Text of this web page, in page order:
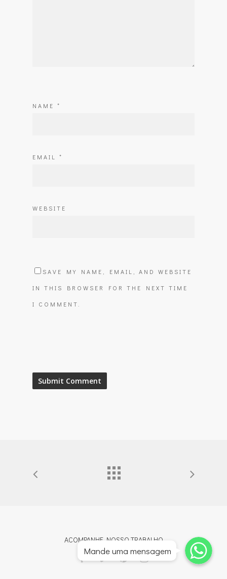
NAME *
EMAIL *
WEBSITE
SAVE MY NAME, EMAIL, AND WEBSITE
IN THIS BROWSER FOR THE NEXT TIME
I COMMENT.
ACOMPANHE NOSSO TRABALHO Whatsapp
Whatsapp
Whatsapp
Mande uma mensagem